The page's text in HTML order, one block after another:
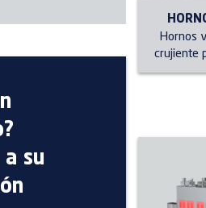
a su
Hornos
crujiente